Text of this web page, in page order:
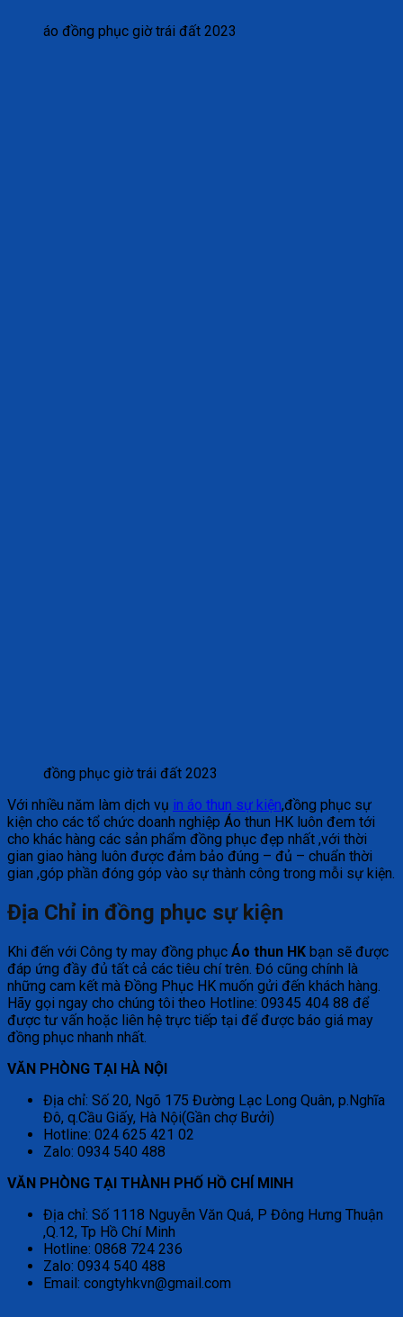
áo đồng phục giờ trái đất 2023
đồng phục giờ trái đất 2023
Với nhiều năm làm dịch vụ in áo thun sự kiện,đồng phục sự
kiện cho các tổ chức doanh nghiệp Áo thun HK luôn đem tới
cho khác hàng các sản phẩm đồng phục đẹp nhất ,với thời
gian giao hàng luôn được đảm bảo đúng – đủ – chuẩn thời
gian ,góp phần đóng góp vào sự thành công trong mỗi sự kiện.
Địa Chỉ in đồng phục sự kiện
Khi đến với Công ty may đồng phục Áo thun HK bạn sẽ được
đáp ứng đầy đủ tất cả các tiêu chí trên. Đó cũng chính là
những cam kết mà Đồng Phục HK muốn gửi đến khách hàng.
Hãy gọi ngay cho chúng tôi theo Hotline: 09345 404 88 để
được tư vấn hoặc liên hệ trực tiếp tại để được báo giá may
đồng phục nhanh nhất.
VĂN PHÒNG TẠI HÀ NỘI
Địa chỉ: Số 20, Ngõ 175 Đường Lạc Long Quân, p.Nghĩa
Đô, q.Cầu Giấy, Hà Nội(Gần chợ Bưởi)
Hotline: 024 625 421 02
Zalo: 0934 540 488
VĂN PHÒNG TẠI THÀNH PHỐ HỒ CHÍ MINH
Địa chỉ: Số 1118 Nguyễn Văn Quá, P Đông Hưng Thuận
,Q.12, Tp Hồ Chí Minh
Hotline: 0868 724 236
Zalo: 0934 540 488
Email: congtyhkvn@gmail.com